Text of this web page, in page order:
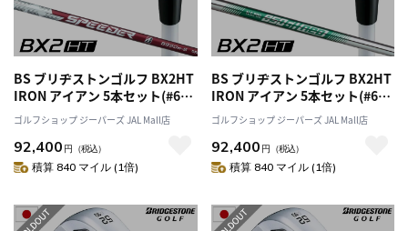
BS ブリヂストンゴルフ BX2HT
IRON アイアン 5本セット(#6～
9、PW) メンズ 右用 SPEEDER
NX BS50i カーボンシャフト 日
本正規品 2025年モデル ゴルフ
クラブ
ゴルフショップ ジーパーズ JAL Mall店
92,400 円 （税込）
積算 840 マイル (1倍)
BS ブリヂストンゴルフ BX2HT
IRON アイアン 5本セット(#6～
9、PW) メンズ 右用 N.S.PRO
850GH neo スチールシャフト
日本正規品 2025年モデル ゴル
フクラブ
ゴルフショップ ジーパーズ JAL Mall店
92,400 円 （税込）
積算 840 マイル (1倍)